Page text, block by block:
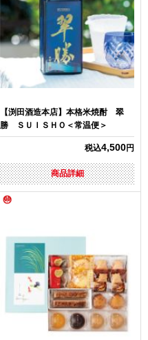
【渕田酒造本店】本格米焼酎 翠
勝 ＳＵＩＳＨＯ＜常温便＞
税込4,500円
商品詳細